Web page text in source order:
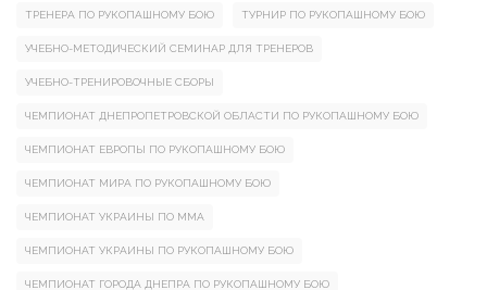
ТРЕНЕРА ПО РУКОПАШНОМУ БОЮ ТУРНИР ПО РУКОПАШНОМУ БОЮ
УЧЕБНО-МЕТОДИЧЕСКИЙ СЕМИНАР ДЛЯ ТРЕНЕРОВ
УЧЕБНО-ТРЕНИРОВОЧНЫЕ СБОРЫ
ЧЕМПИОНАТ ДНЕПРОПЕТРОВСКОЙ ОБЛАСТИ ПО РУКОПАШНОМУ БОЮ
ЧЕМПИОНАТ ЕВРОПЫ ПО РУКОПАШНОМУ БОЮ
ЧЕМПИОНАТ МИРА ПО РУКОПАШНОМУ БОЮ
ЧЕМПИОНАТ УКРАИНЫ ПО ММА
ЧЕМПИОНАТ УКРАИНЫ ПО РУКОПАШНОМУ БОЮ
ЧЕМПИОНАТ ГОРОДА ДНЕПРА ПО РУКОПАШНОМУ БОЮ